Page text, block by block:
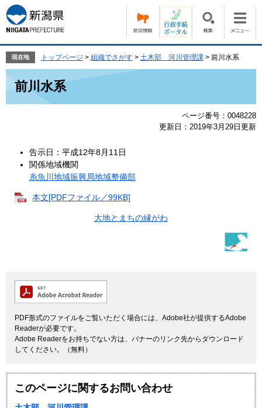
ー
ジ
の
頭
す。
ニ
ュ
ー
飛
て
現在地 トップページ > 組織でさがす > 土木部 河川管理課 > 前川水系
前川水系
ページ番号：0048228
更新日：2019年3月29日更新
告示日：平成12年8月11日
関係地域機関
糸魚川地域振興局地域整備部
本文[PDFファイル／99KB]
大地とまちの縁がわ
PDF形式のファイルをご覧いただく場合には、Adobe社が提供するAdobe
Readerが必要です。
Adobe Readerをお持ちでない方は、バナーのリンク先からダウンロード
してください。（無料）
このページに関するお問い合わせ